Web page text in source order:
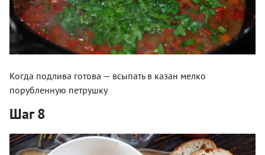
Когда подлива готова — всыпать в казан мелко
порубленную петрушку
Шаг 8